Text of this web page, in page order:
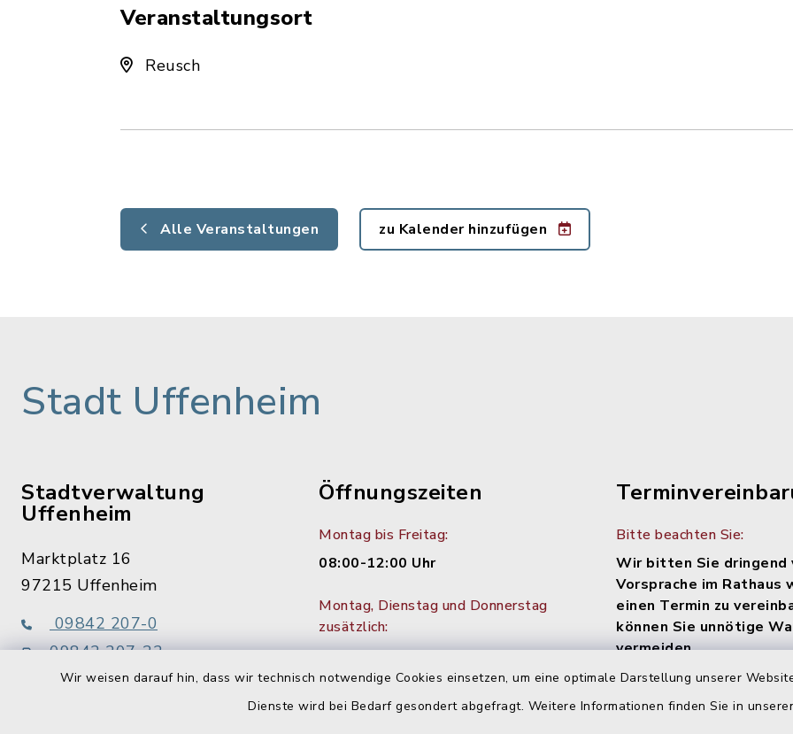
Wir weisen darauf hin, dass wir technisch notwendige Cookies einsetzen, um eine optimale Darstellung unserer
Dienste wird bei Bedarf gesondert abgefragt. Weitere Informationen finden Sie in
Veranstaltungsort
Reusch
Alle Veranstaltungen zu Kalender hinzufügen
Stadt Uffenheim
Stadtverwaltung
Uffenheim
Marktplatz 16
97215 Uffenheim
09842 207-0
09842 207-32
info@uffenheim.de
Öffnungszeiten
Montag bis Freitag:
08:00-12:00 Uhr
Montag, Dienstag und Donnerstag
zusätzlich:
14:00-15:30 Uhr
1. Donnerstag im Monat:
Bitte beachten Sie:
Wir bitten Sie dringend
Vorsprache im Rathaus
einen Termin zu
können Sie unnötige
vermeiden.
Diese können bequem
werden: Einfach den Link